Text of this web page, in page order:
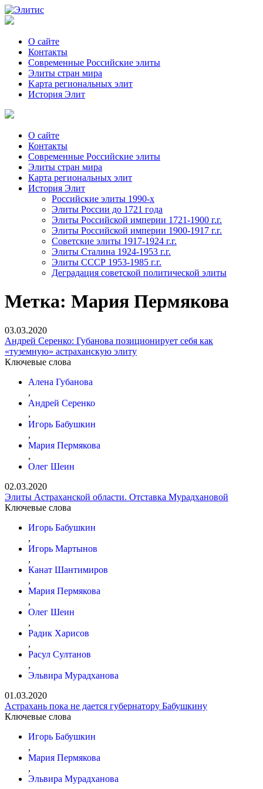
О сайте
Контакты
Современные Российские элиты
Элиты стран мира
Kартa региональных элит
История Элит
О сайте
Контакты
Современные Российские элиты
Элиты стран мира
Картa региональных элит
История Элит
Российские элиты 1990-х
Элиты России до 1721 года
Элиты Российской империи 1721-1900 г.г.
Элиты Российской империи 1900-1917 г.г.
Советские элиты 1917-1924 г.г.
Элиты Сталина 1924-1953 г.г.
Элиты СССР 1953-1985 г.г.
Деградация советской политической элиты
Метка: Мария Пермякова
03.03.2020
Андрей Серенко: Губанова позиционирует себя как
«туземную» астраханскую элиту
Ключевые слова
Алена Губанова
,
Андрей Серенко
,
Игорь Бабушкин
,
Мария Пермякова
,
Олег Шеин
02.03.2020
Элиты Астраханской области. Отставка Мурадхановой
Ключевые слова
Игорь Бабушкин
,
Игорь Мартынов
,
Канат Шантимиров
,
Мария Пермякова
,
Олег Шеин
,
Радик Харисов
,
Расул Султанов
,
Эльвира Мурадханова
01.03.2020
Астрахань пока не дается губернатору Бабушкину
Ключевые слова
Игорь Бабушкин
,
Мария Пермякова
,
Эльвира Мурадханова